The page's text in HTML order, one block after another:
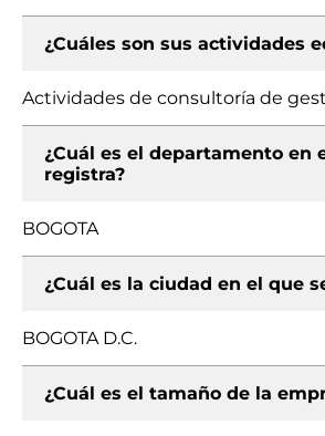
¿Cuáles son sus actividades
Actividades de consultoría de
¿Cuál es el departamento en
registra?
BOGOTA
¿Cuál es la ciudad en el que
BOGOTA D.C.
¿Cuál es el tamaño de la